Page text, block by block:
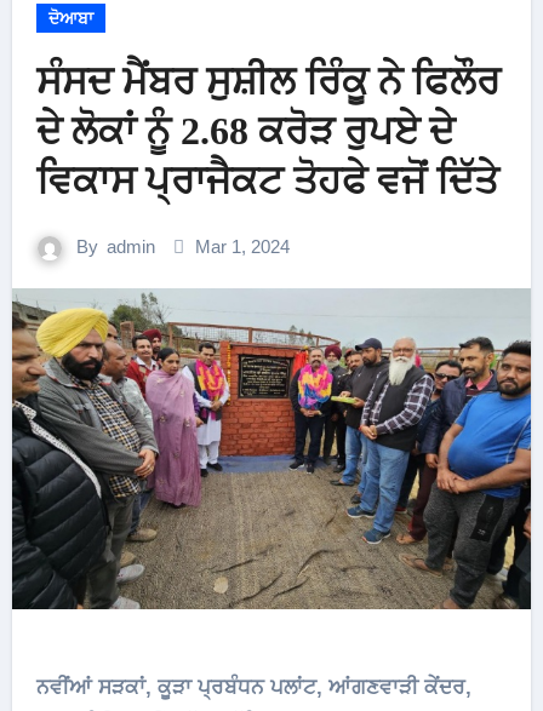
ਦੋਆਬਾ
ਸੰਸਦ ਮੈਂਬਰ ਸੁਸ਼ੀਲ ਰਿੰਕੂ ਨੇ ਫਿਲੌਰ
ਦੇ ਲੋਕਾਂ ਨੂੰ 2.68 ਕਰੋੜ ਰੁਪਏ ਦੇ
ਵਿਕਾਸ ਪ੍ਰਾਜੈਕਟ ਤੋਹਫੇ ਵਜੋਂ ਦਿੱਤੇ
By admin Mar 1, 2024
ਨਵੀਂਆਂ ਸੜਕਾਂ, ਕੂੜਾ ਪ੍ਰਬੰਧਨ ਪਲਾਂਟ, ਆਂਗਣਵਾੜੀ ਕੇਂਦਰ,